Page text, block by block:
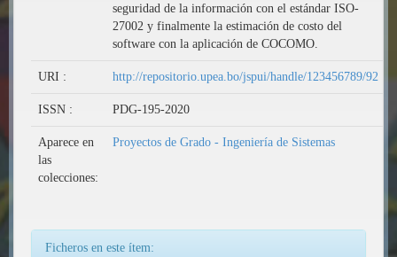
seguridad de la información con el estándar ISO-
27002 y finalmente la estimación de costo del
software con la aplicación de COCOMO.
URI : http://repositorio.upea.bo/jspui/handle/123456789/92
ISSN : PDG-195-2020
Aparece en
las
colecciones:
Proyectos de Grado - Ingeniería de Sistemas
Ficheros en este ítem: